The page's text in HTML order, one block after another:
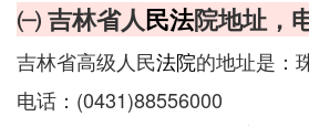
㈠ 吉林省人民法院地址，
吉林省高级人民法院的地址是：
电话：(0431)88556000